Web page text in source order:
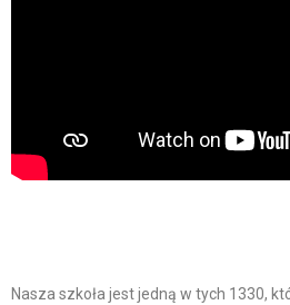
Nasza szkoła jest jedną w tych 1330,